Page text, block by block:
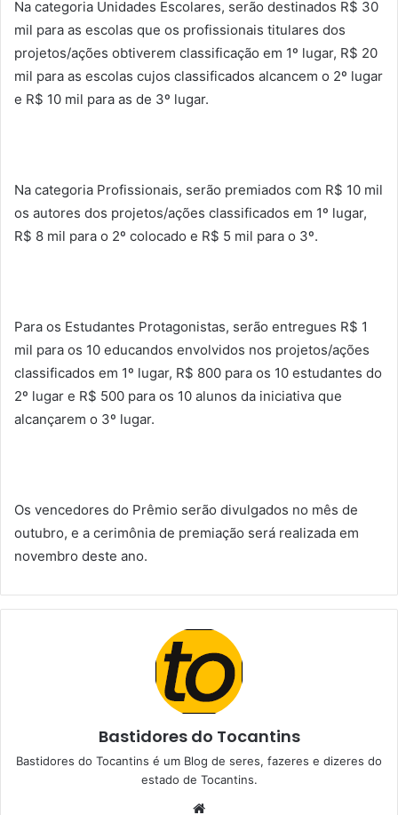
Na categoria Unidades Escolares, serão destinados R$ 30
mil para as escolas que os profissionais titulares dos
projetos/ações obtiverem classificação em 1º lugar, R$ 20
mil para as escolas cujos classificados alcancem o 2º lugar
e R$ 10 mil para as de 3º lugar.
Na categoria Profissionais, serão premiados com R$ 10 mil
os autores dos projetos/ações classificados em 1º lugar,
R$ 8 mil para o 2º colocado e R$ 5 mil para o 3º.
Para os Estudantes Protagonistas, serão entregues R$ 1
mil para os 10 educandos envolvidos nos projetos/ações
classificados em 1º lugar, R$ 800 para os 10 estudantes do
2º lugar e R$ 500 para os 10 alunos da iniciativa que
alcançarem o 3º lugar.
Os vencedores do Prêmio serão divulgados no mês de
outubro, e a cerimônia de premiação será realizada em
novembro deste ano.
Bastidores do Tocantins
Bastidores do Tocantins é um Blog de seres, fazeres e dizeres do
estado de Tocantins.